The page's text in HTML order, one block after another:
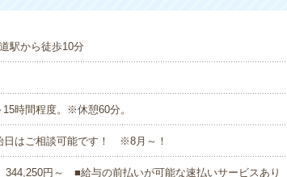
駅から徒歩10分
時間程度。※休憩60分。
はご相談可能です！ ※8月～！
円～ ■給与の前払いが可能な速払いサービスあり